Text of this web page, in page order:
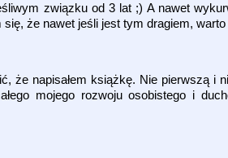
związku od 3 lat ;) A nawet
że nawet jeśli jest tym dragiem,
że napisałem książkę. Nie pierwszą
mojego rozwoju osobistego i